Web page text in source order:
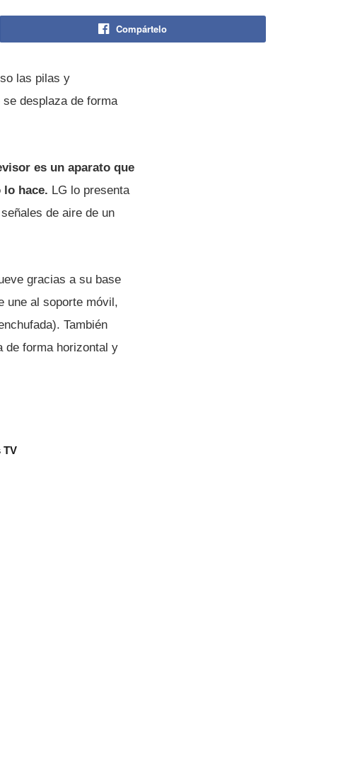
Compártelo
las pilas y
desplaza de forma
es un aparato que
hace. LG lo presenta
de aire de un
gracias a su base
une al soporte móvil,
También
de forma horizontal y
TV